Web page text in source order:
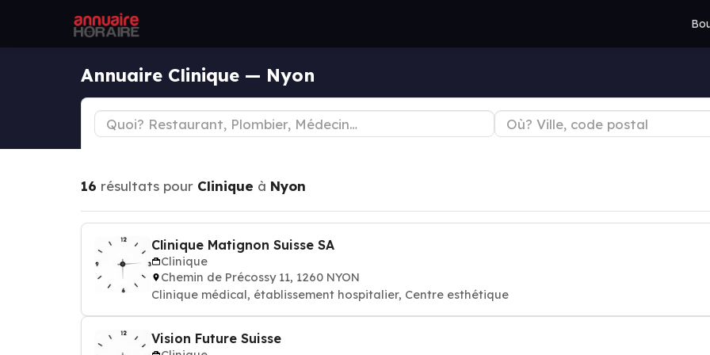
Annuaire Clinique — Nyon
16 résultats pour Clinique à Nyon
Clinique Matignon Suisse SA
Clinique
Chemin de Précossy 11, 1260 NYON
Clinique médical, établissement hospitalier, Centre esthétique
Vision Future Suisse